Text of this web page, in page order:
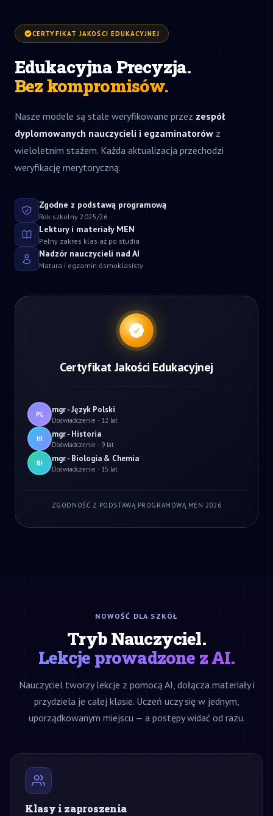
CERTYFIKAT JAKOŚCI EDUKACYJNEJ
Edukacyjna Precyzja.
Bez kompromisów.
Nasze modele są stale weryfikowane przez zespół
dyplomowanych nauczycieli i egzaminatorów z
wieloletnim stażem. Każda aktualizacja przechodzi
weryfikację merytoryczną.
Zgodne z podstawą programową
Rok szkolny 2025/26
Lektury i materiały MEN
Pełny zakres klas aż po studia
Nadzór nauczycieli nad AI
Matura i egzamin ósmoklasisty
Certyfikat Jakości Edukacyjnej
PL mgr - Język Polski
Doświadczenie · 12 lat
HI mgr - Historia
Doświadczenie · 9 lat
BI mgr - Biologia & Chemia
Doświadczenie · 15 lat
ZGODNOŚĆ Z PODSTAWĄ PROGRAMOWĄ MEN 2026
NOWOŚĆ DLA SZKÓŁ
Tryb Nauczyciel.
Lekcje prowadzone z AI.
Nauczyciel tworzy lekcje z pomocą AI, dołącza materiały i
przydziela je całej klasie. Uczeń uczy się w jednym,
uporządkowanym miejscu — a postępy widać od razu.
Klasy i zaproszenia